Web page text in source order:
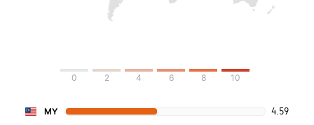
0 2 4 6 8 10
MY 4.59